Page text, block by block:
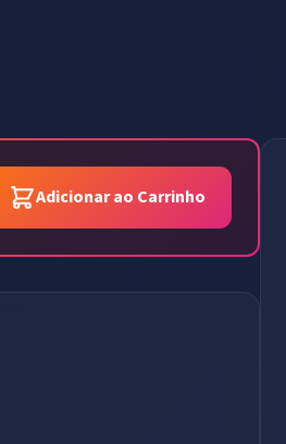
Adicionar ao Carrinho